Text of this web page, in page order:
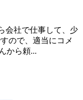
会社で仕事して、少
ので、適当にコメ
から頼...